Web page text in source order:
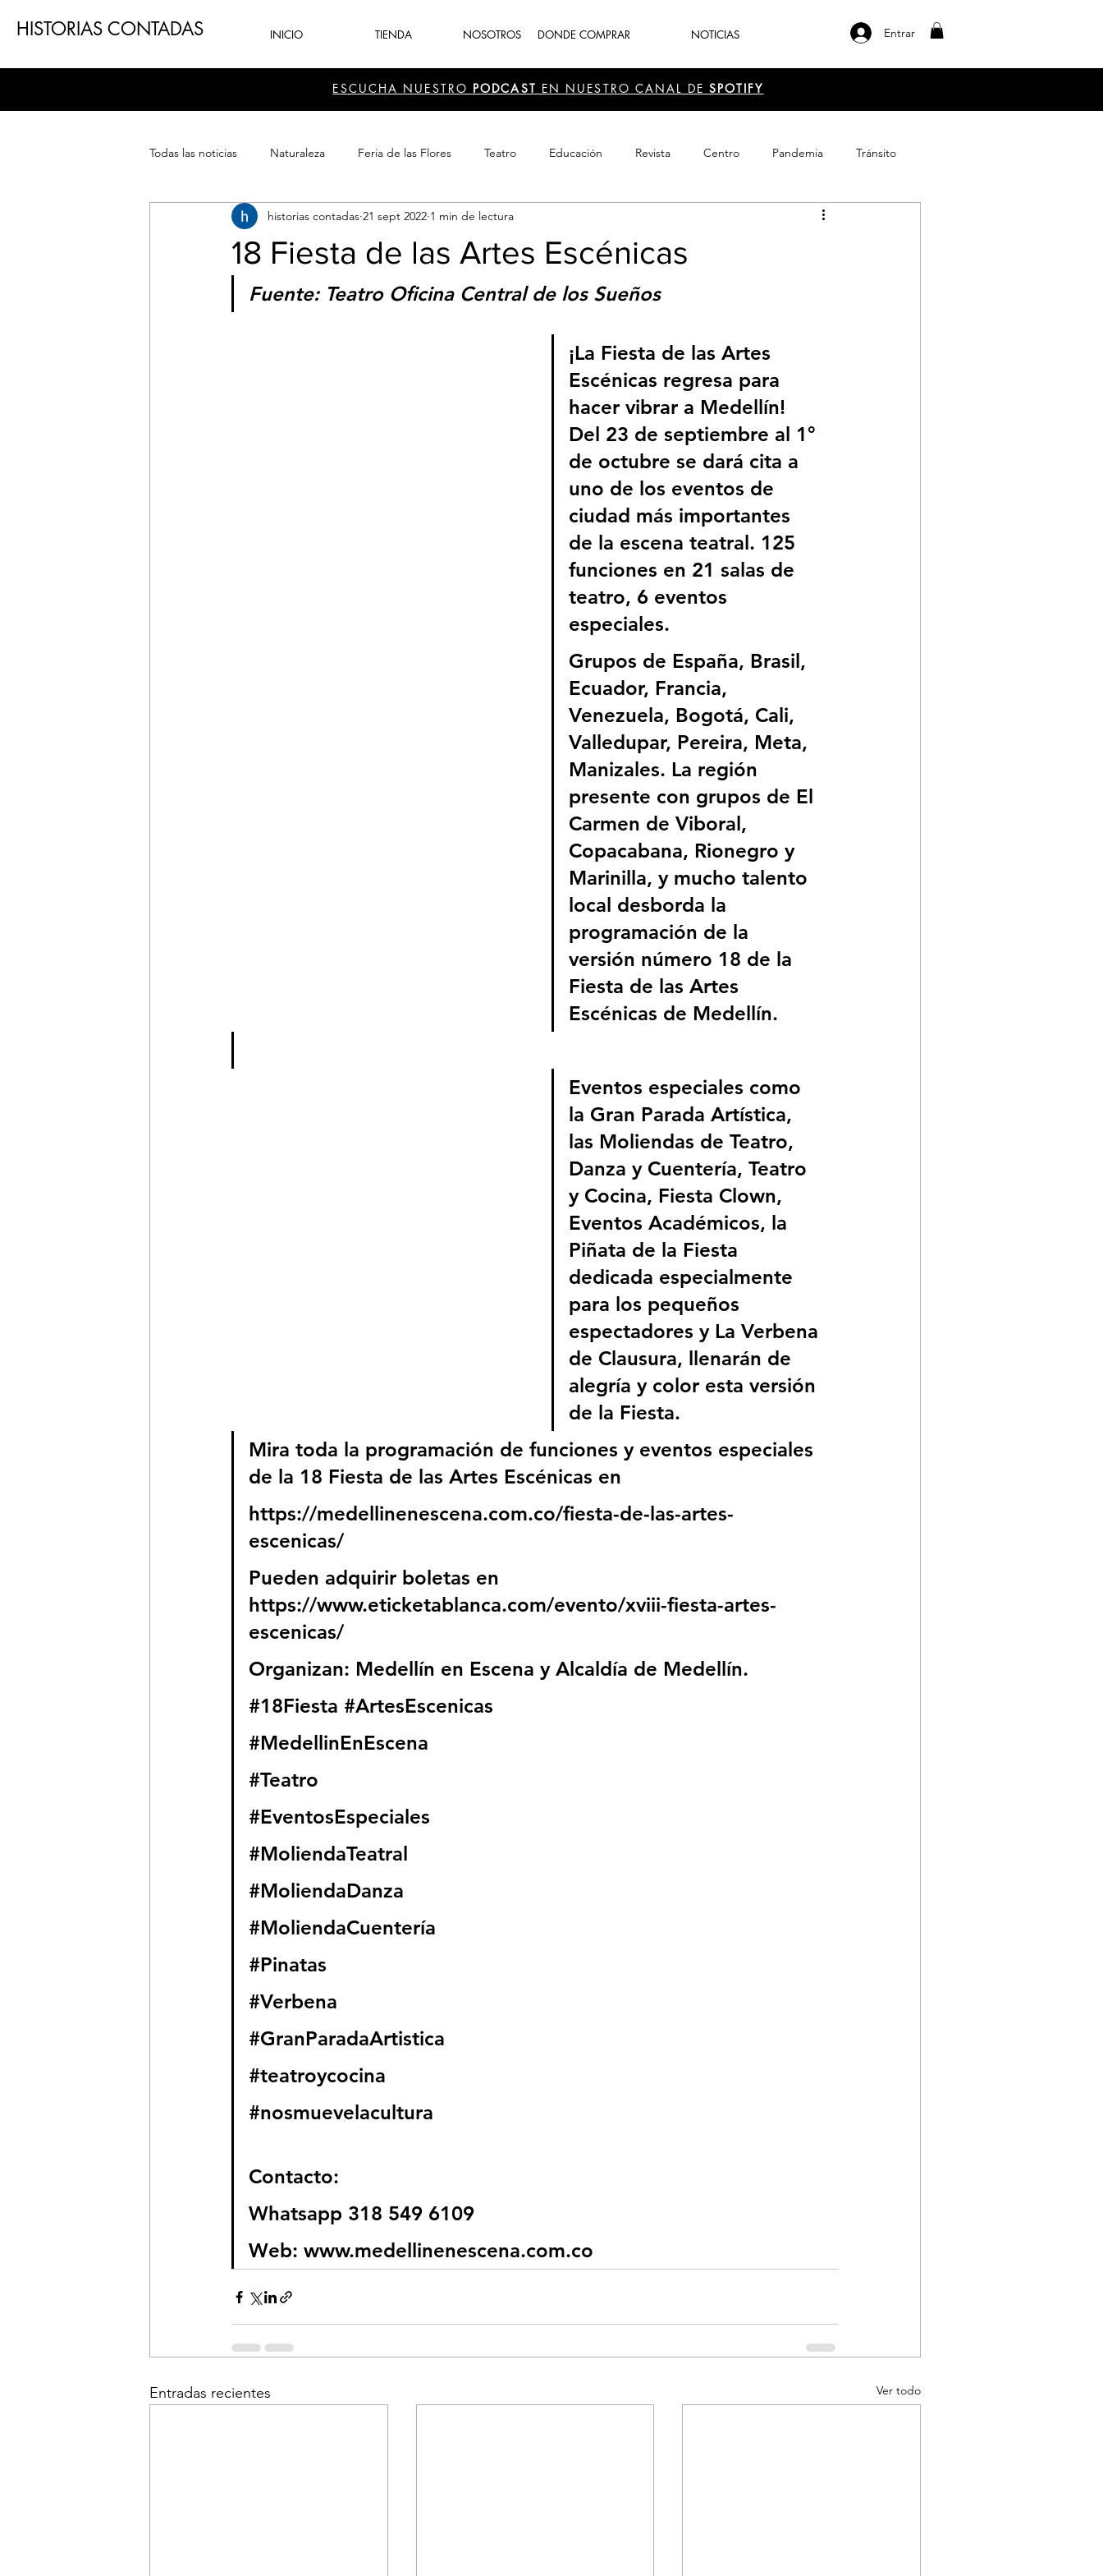
HISTORIAS CONTADAS INICIO TIENDA NOSOTROS DONDE COMPRAR NOTICIAS Entrar
ESCUCHA NUESTRO PODCAST EN NUESTRO CANAL DE SPOTIFY
Todas las noticias Naturaleza Feria de las Flores Teatro Educación Revista Centro Pandemia Tránsito
Patrimonio Sector Cultura Recreación Emprendimiento
18 Fiesta de las Artes Escénicas
historias contadas 21 sept 2022 1 min de lectura
Fuente: Teatro Oficina Central de los Sueños
¡La Fiesta de las Artes
Escénicas regresa para
hacer vibrar a Medellín!
Del 23 de septiembre al 1°
de octubre se dará cita a
uno de los eventos de
ciudad más importantes
de la escena teatral. 125
funciones en 21 salas de
teatro, 6 eventos
especiales.
Grupos de España, Brasil,
Ecuador, Francia,
Venezuela, Bogotá, Cali,
Valledupar, Pereira, Meta,
Manizales. La región
presente con grupos de El
Carmen de Viboral,
Copacabana, Rionegro y
Marinilla, y mucho talento
local desborda la
programación de la
versión número 18 de la
Fiesta de las Artes
Escénicas de Medellín.
Eventos especiales como
la Gran Parada Artística,
las Moliendas de Teatro,
Danza y Cuentería, Teatro
y Cocina, Fiesta Clown,
Eventos Académicos, la
Piñata de la Fiesta
dedicada especialmente
para los pequeños
espectadores y La Verbena
de Clausura, llenarán de
alegría y color esta versión
de la Fiesta.
Mira toda la programación de funciones y eventos especiales
de la 18 Fiesta de las Artes Escénicas en
https://medellinenescena.com.co/fiesta-de-las-artes-
escenicas/
Pueden adquirir boletas en
https://www.eticketablanca.com/evento/xviii-fiesta-artes-
escenicas/
Organizan: Medellín en Escena y Alcaldía de Medellín.
#18Fiesta #ArtesEscenicas
#MedellinEnEscena
#Teatro
#EventosEspeciales
#MoliendaTeatral
#MoliendaDanza
#MoliendaCuentería
#Pinatas
#Verbena
#GranParadaArtistica
#teatroycocina
#nosmuevelacultura
Contacto:
Whatsapp 318 549 6109
Web: www.medellinenescena.com.co
Entradas recientes Ver todo